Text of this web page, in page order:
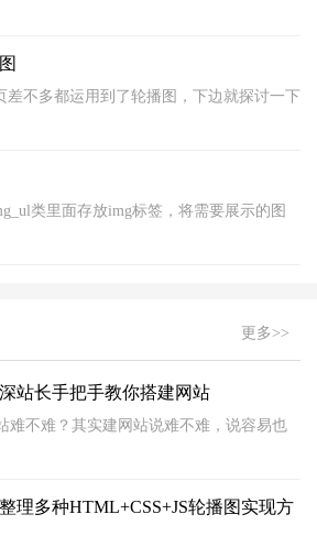
差不多都运用到了轮播图，下边就探讨一下
类里面存放img标签，将需要展示的图
更多>>
站长手把手教你搭建网站
难不难？其实建网站说难不难，说容易也
理多种HTML+CSS+JS轮播图实现方